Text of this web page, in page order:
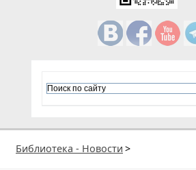
Библиотека - Новости >